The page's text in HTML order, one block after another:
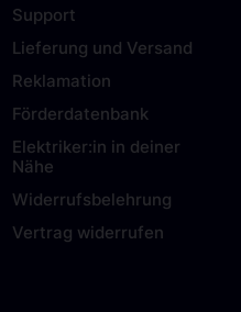
Support
Lieferung und Versand
Reklamation
Förderdatenbank
Elektriker:in in deiner
Nähe
Widerrufsbelehrung
Vertrag widerrufen